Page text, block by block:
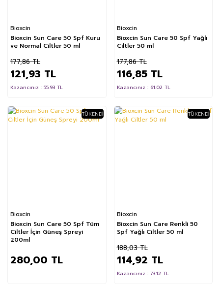
Bioxcin
Bioxcin Sun Care 50 Spf Kuru
ve Normal Ciltler 50 ml
121,93 TL
177,86 TL
Kazancınız : 55.93 TL
Bioxcin
Bioxcin Sun Care 50 Spf Yağlı
Ciltler 50 ml
116,85 TL
177,86 TL
Kazancınız : 61.02 TL
TÜKENDI
Bioxcin
Bioxcin Sun Care 50 Spf Tüm
Ciltler İçin Güneş Spreyi
200ml
280,00 TL
%39 TÜKENDI
Bioxcin
Bioxcin Sun Care Renkli 50
Spf Yağlı Ciltler 50 ml
114,92 TL
188,03 TL
Kazancınız : 73.12 TL